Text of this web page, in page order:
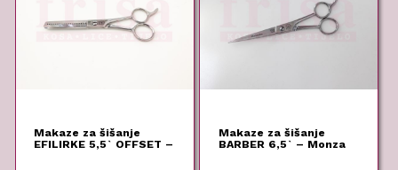
Makaze za šišanje
EFILIRKE 5,5` OFFSET –
Makaze za šišanje
BARBER 6,5` – Monza